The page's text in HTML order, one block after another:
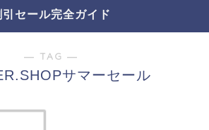
引セール完全ガイド
― TAG ―
サマーセール